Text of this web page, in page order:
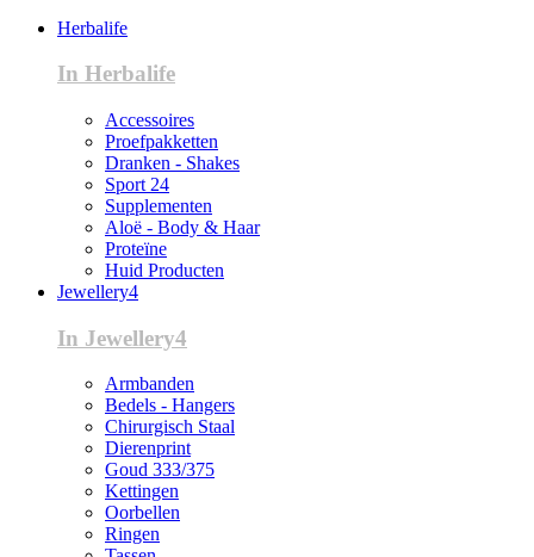
Herbalife
In Herbalife
Accessoires
Proefpakketten
Dranken - Shakes
Sport 24
Supplementen
Aloë - Body & Haar
Proteïne
Huid Producten
Jewellery4
In Jewellery4
Armbanden
Bedels - Hangers
Chirurgisch Staal
Dierenprint
Goud 333/375
Kettingen
Oorbellen
Ringen